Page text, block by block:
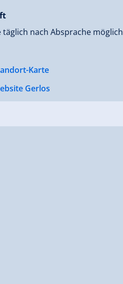
täglich nach Absprache möglich
Karte
Gerlos